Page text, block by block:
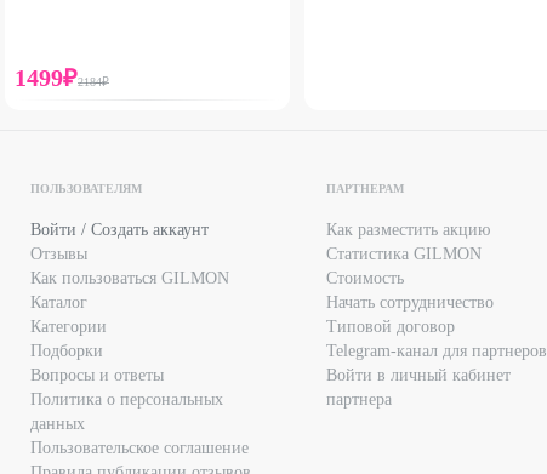
1499₽2184₽
ПОЛЬЗОВАТЕЛЯМ
Войти / Создать аккаунт
Отзывы
Как пользоваться GILMON
Каталог
Категории
Подборки
Вопросы и ответы
Политика о персональных
данных
Пользовательское соглашение
ПАРТНЕРАМ
Как разместить акцию
Статистика GILMON
Стоимость
Начать сотрудничество
Типовой договор
Telegram-канал для партнеров
Войти в личный кабинет
партнера